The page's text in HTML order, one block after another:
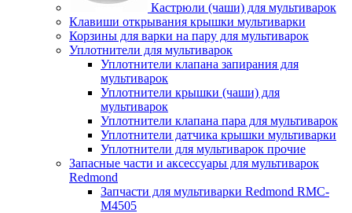
Кастрюли (чаши) для мультиварок
Клавиши открывания крышки мультиварки
Корзины для варки на пару для мультиварок
Уплотнители для мультиварок
Уплотнители клапана запирания для
мультиварок
Уплотнители крышки (чаши) для
мультиварок
Уплотнители клапана пара для мультиварок
Уплотнители датчика крышки мультиварки
Уплотнители для мультиварок прочие
Запасные части и аксессуары для мультиварок
Redmond
Запчасти для мультиварки Redmond RMC-
M4505